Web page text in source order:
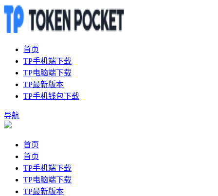
首页
TP手机端下载
TP电脑端下载
TP最新版本
TP手机钱包下载
导航
首页
首页
TP手机端下载
TP电脑端下载
TP最新版本